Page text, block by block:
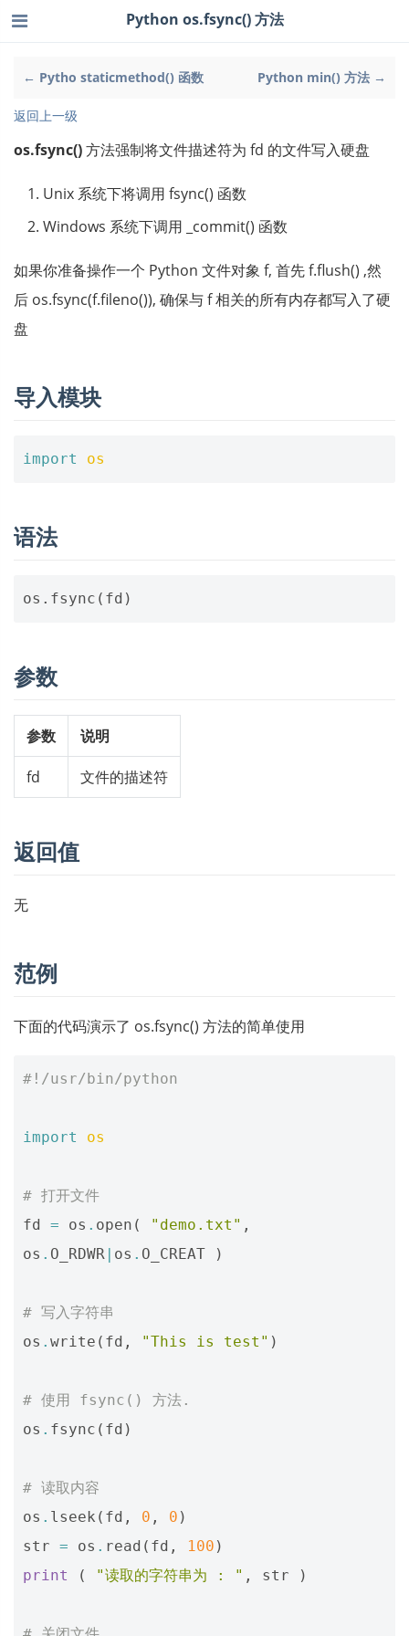
← Pytho staticmethod() 函数 Python min() 方法 →
Python os.fsync() 方法
返回上一级
os.fsync()方法强制将文件描述符为 fd 的文件写入硬盘
Unix 系统下将调用 fsync() 函数
Windows 系统下调用 _commit() 函数
如果你准备操作一个 Python 文件对象 f, 首先 f.flush() ,然
后 os.fsync(f.fileno()), 确保与 f 相关的所有内存都写入了硬
盘
导入模块
import os
语法
参数
参数 说明
fd 文件的描述符
返回值
无
范例
下面的代码演示了 os.fsync() 方法的简单使用
#!/usr/bin/python
import os
# 打开文件
fd = os . open ( "demo.txt" ,
os . O_RDWR | os . O_CREAT )
# 写入字符串
os . write ( fd , "This is test" )
# 使用 fsync() 方法.
os . fsync ( fd )
# 读取内容
os . lseek ( fd , 0 , 0 )
str = os . read ( fd , 100 )
print
( "读取的字符串为 : " , str )